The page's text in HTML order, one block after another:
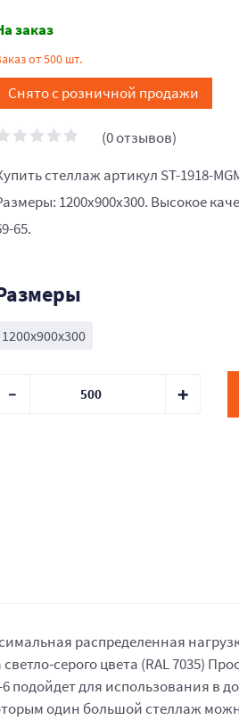
заказ
от 500 шт.
Снято с розничной продажи
(0 отзывов)
стеллаж артикул ST-1918-
1200x900x300. Высокое
65.
1200x900x300
распределенная
серого цвета (RAL 7035)
для использования в
один большой стеллаж